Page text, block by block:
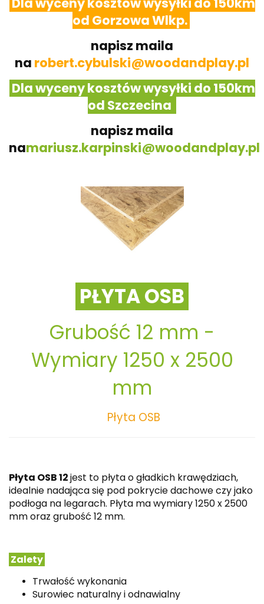
od Gorzowa Wlkp.
napisz maila
na robert.cybulski@woodandplay.pl
Dla wyceny kosztów wysyłki do 150km
od Szczecina
napisz maila
namariusz.karpinski@woodandplay.pl
PŁYTA OSB
Grubość 12 mm -
Wymiary 1250 x 2500
mm
Płyta OSB
Płyta OSB 12jest to płyta o gładkich krawędziach,
idealnie nadająca się pod pokrycie dachowe czy jako
podłoga na legarach. Płyta ma wymiary 1250 x 2500
mm oraz grubość 12 mm.
Zalety
Trwałość wykonania
Surowiec naturalny i odnawialny